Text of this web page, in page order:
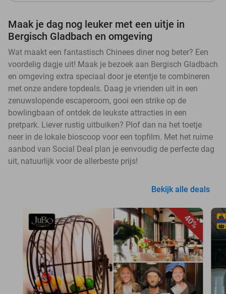
Maak je dag nog leuker met een uitje in
Bergisch Gladbach en omgeving
Wat maakt een fantastisch Chinees diner nog beter? Een
voordelig dagje uit! Maak je bezoek aan Bergisch Gladbach
en omgeving extra speciaal door je etentje te combineren
met onze andere topdeals. Daag je vrienden uit in een
zenuwslopende escaperoom, gooi een strike op de
bowlingbaan of ontdek de leukste attracties in een
pretpark. Liever rustig uitbuiken? Plof dan na het toetje
neer in de lokale bioscoop voor een topfilm. Met het ruime
aanbod van Social Deal plan je eenvoudig de perfecte dag
uit, natuurlijk voor de allerbeste prijs!
Bekijk alle deals
40%